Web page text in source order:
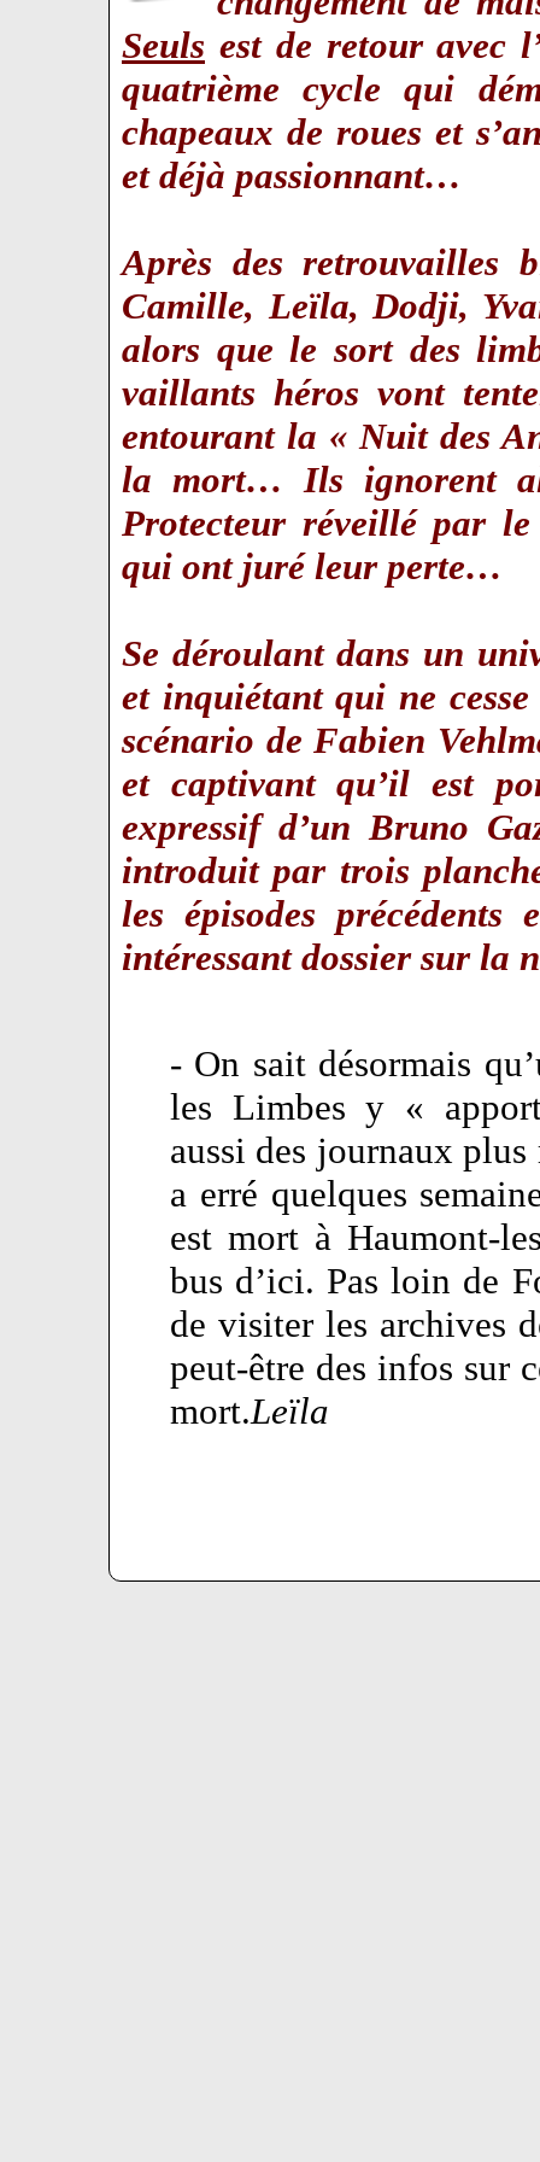
Seuls est de retour avec
quatrième cycle qui
chapeaux de roues et
et déjà passionnant…
Après des retrouvailles
Camille, Leïla, Dodji,
alors que le sort des
vaillants héros vont
entourant la « Nuit des
la mort… Ils ignorent
Protecteur réveillé par
qui ont juré leur perte…
Se déroulant dans un
et inquiétant qui ne
scénario de Fabien
et captivant qu’il est
expressif d’un Bruno
introduit par trois
les épisodes
intéressant dossier sur la
- On sait désormais
les Limbes y «
aussi des journaux
a erré quelques
est mort à Haumont-
bus d’ici. Pas loin de
de visiter les archives
peut-être des infos sur
mort.Leïla